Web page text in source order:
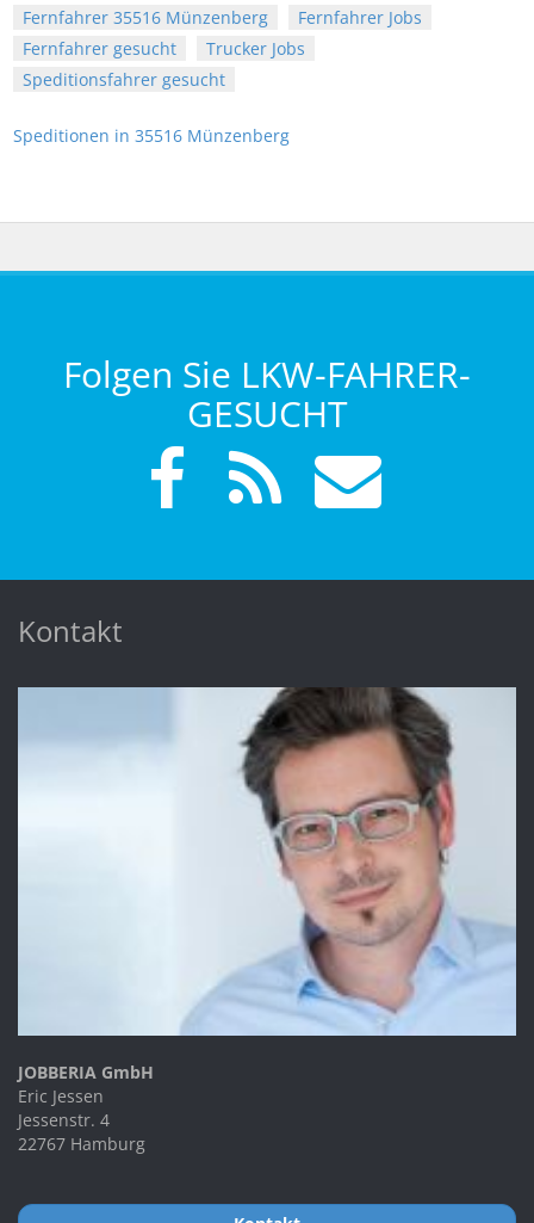
Fernfahrer 35516 Münzenberg
Fernfahrer Jobs
Fernfahrer gesucht
Trucker Jobs
Speditionsfahrer gesucht
Speditionen in 35516 Münzenberg
Folgen Sie LKW-FAHRER-
GESUCHT
Kontakt
JOBBERIA GmbH
Eric Jessen
Jessenstr. 4
22767 Hamburg